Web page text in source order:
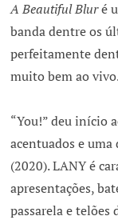
A Beautiful Bluré
banda dentre os
perfeitamente
muito bem ao
“You!” deu início
acentuados e
(2020). LANY é
apresentações,
passarela e telões